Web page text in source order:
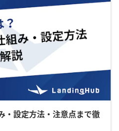
設定方法・注意点まで徹